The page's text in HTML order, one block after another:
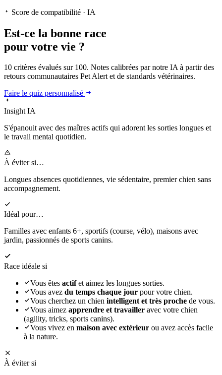
Score de compatibilité · IA
Est-ce la bonne race
pour votre vie ?
10 critères évalués sur 100. Notes calibrées par notre IA à partir des
retours communautaires Pet Alert et de standards vétérinaires.
Faire le quiz personnalisé
Insight IA
S'épanouitavec des maîtres actifs qui adorent les sorties longues et
le travail mental quotidien.
À éviter si…
Longues absences quotidiennes, vie sédentaire, premier chien sans
accompagnement.
Idéal pour…
Familles avec enfants 6+, sportifs (course, vélo), maisons avec
jardin, passionnés de sports canins.
Race idéale si
Vous êtes actifet aimez les longues sorties.
Vous avez du temps chaque jour pour votre chien.
Vous cherchez un chien intelligent et très proche de vous.
Vous aimez apprendre et travailler avec votre chien
(agility, tricks, sports canins).
Vous vivez en maison avec extérieur ou avez accès facile
à la nature.
À éviter si